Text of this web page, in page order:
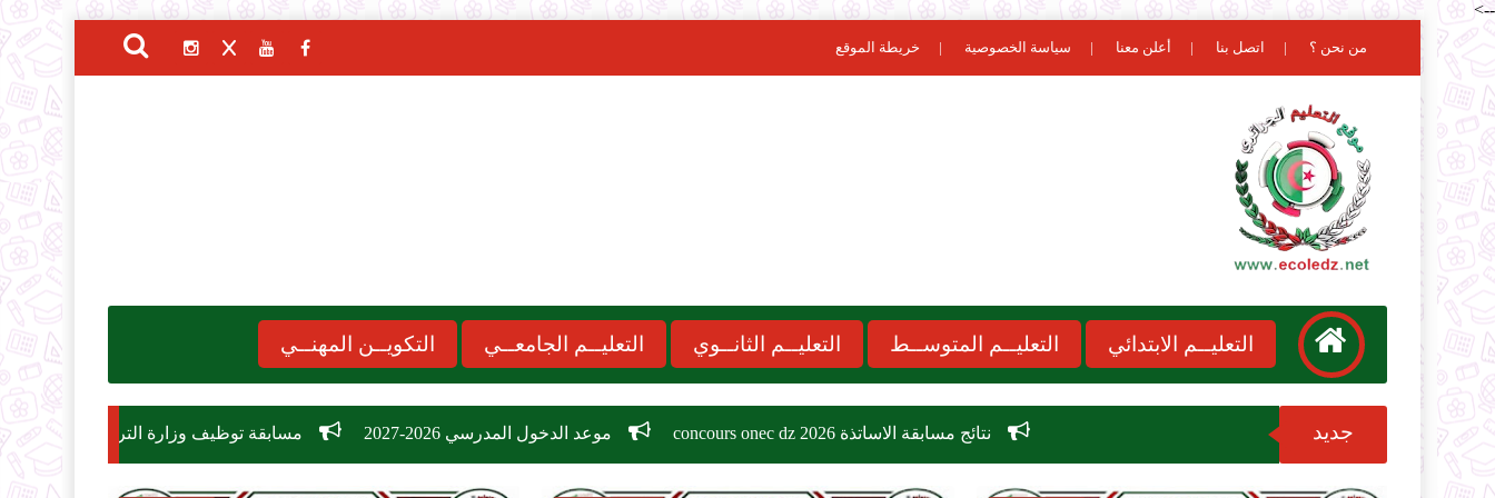
-->
من نحن ؟ اتصل بنا أعلن معنا سياسة الخصوصية خريطة الموقع
التعليــم الابتدائي التعليــم المتوســط التعليــم الثانــوي التعليــم الجامعــي التكويــن المهنــي
جديد نتائج مسابقة الاساتذة 2026 concours onec dz موعد الدخول المدرسي 2026-2027 مسابقة توظيف وزارة التربية الوطنية 2026: دليل الشروط، التخصصات، وكيفية التسجيل في 26,209 منصب